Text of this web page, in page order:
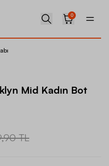
0
Mid Kadın Bot
TL